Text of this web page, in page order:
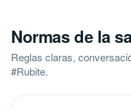
Normas de la
Reglas claras,
#Rubite.